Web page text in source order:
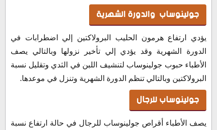
جولينوساب والدورة الشهرية
يؤدي ارتفاع هرمون الحليب البرولاكتين إلي اضطرابات في
الدورة الشهرية وقد يؤدي إلي تأخير نزولها وبالتالي يصف
الأطباء حبوب جولينوساب لتنشيف اللبن في الثدي وتقليل نسبة
البرولاكتين وبالتالي تنظم الدورة الشهرية وتنزل في موعدها.
جولينوساب للرجال
يصف الأطباء أقراص جولينوساب للرجال في حالة ارتفاع نسبة